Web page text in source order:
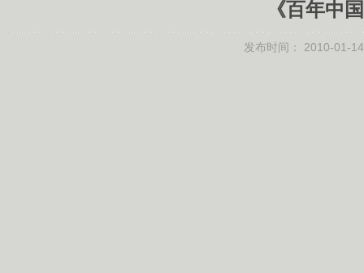
《百年中
发布时间： 2010-01-